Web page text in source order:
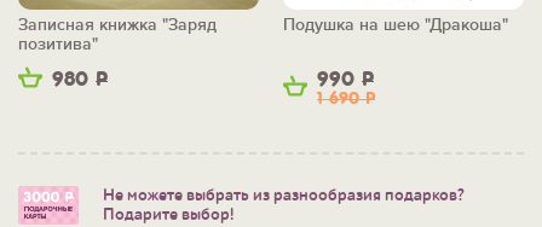
980 Р
Записная книжка "Заряд
позитива"
990 Р
1 690Р
Подушка на шею "Дракоша"
Не можете выбрать из разнообразия подарков?
Подарите выбор!